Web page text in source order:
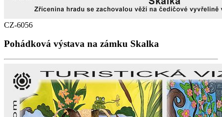
CZ-6056
Pohádková výstava na zámku Skalka